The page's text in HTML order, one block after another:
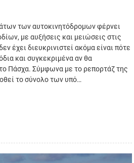
των αυτοκινητόδρομων φέρνει
με αυξήσεις και μειώσεις στις
έχει διευκρινιστεί ακόμα είναι πότε
και συγκεκριμένα αν θα
Πάσχα. Σύμφωνα με το ρεπορτάζ της
το σύνολο των υπό…